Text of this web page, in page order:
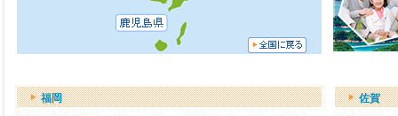
福岡
佐賀